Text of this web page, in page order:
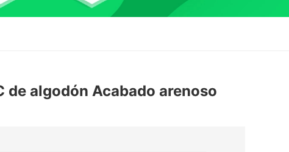
de algodón Acabado arenoso